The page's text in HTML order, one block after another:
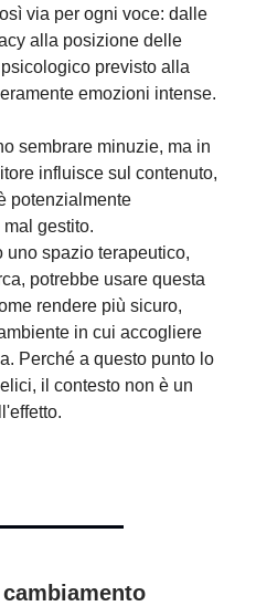
via per ogni voce: dalle
alla posizione delle
previsto alla
emozioni intense.
sembrare minuzie, ma in
influisce sul contenuto,
potenzialmente
gestito.
spazio terapeutico,
potrebbe usare questa
rendere più sicuro,
in cui accogliere
Perché a questo punto lo
il contesto non è un